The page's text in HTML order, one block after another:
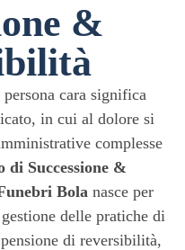
&
cara significa
in cui al dolore si
complesse
di Successione &
Bola nasce per
delle pratiche di
di reversibilità,